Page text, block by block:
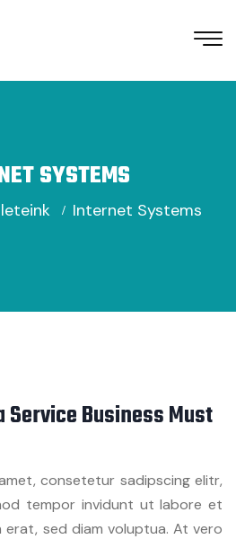
SYSTEMS
Internet Systems
Service Business Must
consetetur sadipscing elitr,
tempor invidunt ut labore et
erat, sed diam voluptua. At vero